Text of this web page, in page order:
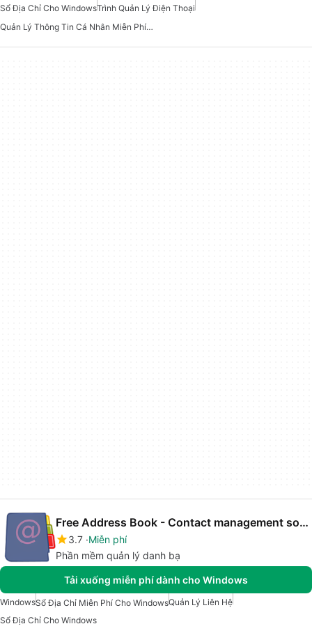
Sổ Địa Chỉ Cho WindowsTrình Quản Lý Điện Thoại
Quản Lý Thông Tin Cá Nhân Miễn Phí Cho Windows
Free Address Book - Contact management software
3.7 Miễn phí
Phần mềm quản lý danh bạ
Tải xuống miễn phí dành cho Windows
WindowsSổ Địa Chỉ Miễn Phí Cho WindowsQuản Lý Liên Hệ
Sổ Địa Chỉ Cho Windows